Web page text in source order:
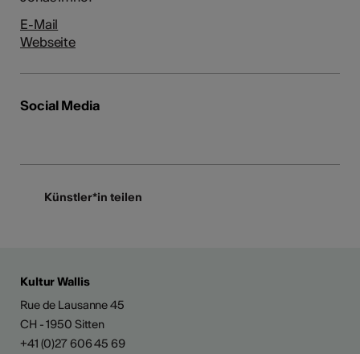
E-Mail
Webseite
Social Media
Künstler*in teilen
Kultur Wallis
Rue de Lausanne 45
CH - 1950 Sitten
+41 (0)27 606 45 69